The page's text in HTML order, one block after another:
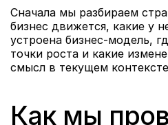
Сначала мы разбираем
бизнес движется, какие у
устроена бизнес-модель,
точки роста и какие
смысл в текущем
Как мы